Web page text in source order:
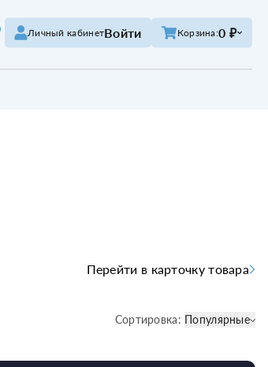
Личный кабинетВойти Корзина:0 ₽
Перейти в карточку товара
Сортировка: Популярные